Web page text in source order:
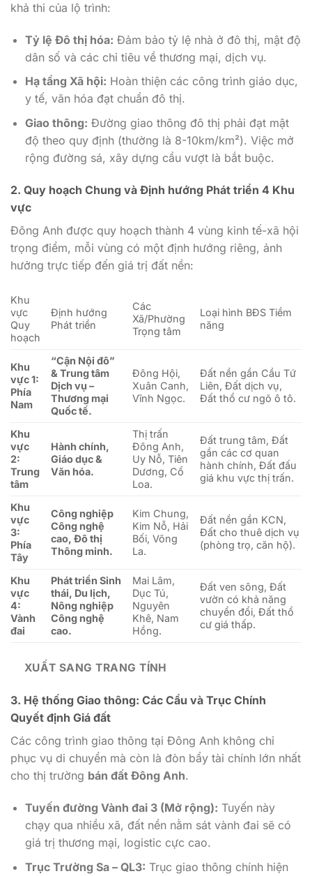
khả thi của lộ trình:
Tỷ lệ Đô thị hóa: Đảm bảo tỷ lệ nhà ở đô thị, mật độ
dân số và các chỉ tiêu về thương mại, dịch vụ.
Hạ tầng Xã hội: Hoàn thiện các công trình giáo dục,
y tế, văn hóa đạt chuẩn đô thị.
Giao thông: Đường giao thông đô thị phải đạt mật
độ theo quy định (thường là 8-10km/km²). Việc mở
rộng đường sá, xây dựng cầu vượt là bắt buộc.
2. Quy hoạch Chung và Định hướng Phát triển 4 Khu
vực
Đông Anh được quy hoạch thành 4 vùng kinh tế-xã hội
trọng điểm, mỗi vùng có một định hướng riêng, ảnh
hưởng trực tiếp đến giá trị đất nền:
Khu
vực
Quy
hoạch
Định hướng
Phát triển
Các
Xã/Phường
Trọng tâm
Loại hình BĐS Tiềm
năng
Khu
vực 1:
Phía
Nam
“Cận Nội đô”
& Trung tâm
Dịch vụ –
Thương mại
Quốc tế.
Đông Hội,
Xuân Canh,
Vĩnh Ngọc.
Đất nền gần Cầu Tứ
Liên, Đất dịch vụ,
Đất thổ cư ngõ ô tô.
Khu
vực
2:
Trung
tâm
Hành chính,
Giáo dục &
Văn hóa.
Thị trấn
Đông Anh,
Uy Nỗ, Tiên
Dương, Cổ
Loa.
Đất trung tâm, Đất
gần các cơ quan
hành chính, Đất đấu
giá khu vực thị trấn.
Khu
vực
3:
Phía
Tây
Công nghiệp
Công nghệ
cao, Đô thị
Thông minh.
Kim Chung,
Kim Nỗ, Hải
Bối, Võng
La.
Đất nền gần KCN,
Đất cho thuê dịch vụ
(phòng trọ, căn hộ).
Khu
vực
4:
Vành
đai
Phát triển Sinh
thái, Du lịch,
Nông nghiệp
Công nghệ
cao.
Mai Lâm,
Dục Tú,
Nguyên
Khê, Nam
Hồng.
Đất ven sông, Đất
vườn có khả năng
chuyển đổi, Đất thổ
cư giá thấp.
XUẤT SANG TRANG TÍNH
3. Hệ thống Giao thông: Các Cầu và Trục Chính
Quyết định Giá đất
Các công trình giao thông tại Đông Anh không chỉ
phục vụ di chuyển mà còn là đòn bẩy tài chính lớn nhất
cho thị trường bán đất Đông Anh.
Tuyến đường Vành đai 3 (Mở rộng): Tuyến này
chạy qua nhiều xã, đất nền nằm sát vành đai sẽ có
giá trị thương mại, logistic cực cao.
Trục Trường Sa – QL3: Trục giao thông chính hiện